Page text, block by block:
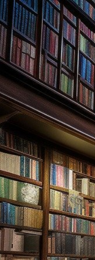
Aller au contenu